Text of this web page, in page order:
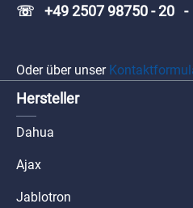
☏ +49 2507 98750 - 20 -
Oder über unser
Hersteller
Dahua
Ajax
Jablotron